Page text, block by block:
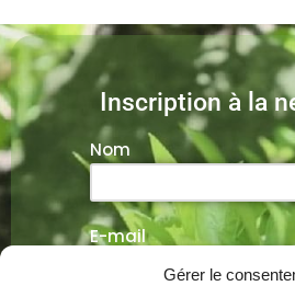
Gérer le
Inscription à la
Nom
E-mail